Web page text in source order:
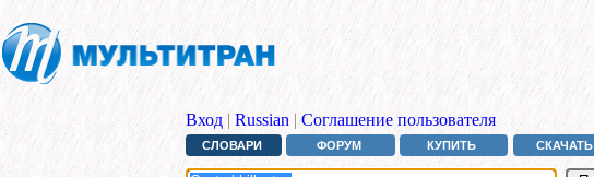
Вход | Russian | Соглашение пользователя
СЛОВАРИ ФОРУМ КУПИТЬ СКАЧАТЬ